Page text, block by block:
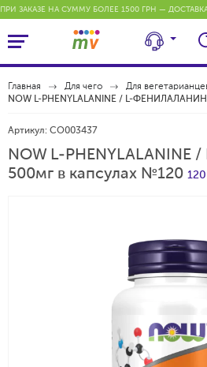
ПРИ ЗАКАЗЕ НА СУММУ БОЛЕЕ 1500 ГРН —
Главная Для чего
Для
NOW L-PHENYLALANINE / L-
Артикул: CO003437
NOW L-
500мг в капсулах №120